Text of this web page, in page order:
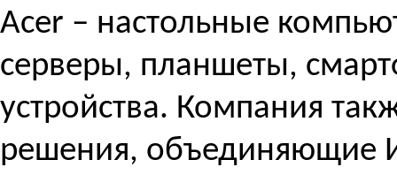
Acer – настольные
серверы, планшеты,
устройства. Компания
решения, объединяющие